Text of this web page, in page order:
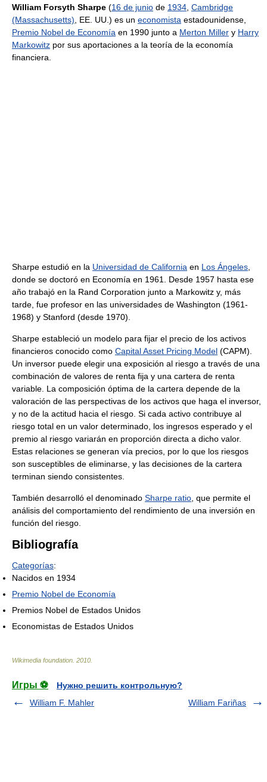
William Forsyth Sharpe (16 de junio de 1934 Cambridge
(Massachusetts) , EE. UU.) es un economista estadounidense,
Premio Nobel de Economía en 1990 junto a Merton Miller y Harry
Markowitz por sus aportaciones a la teoría de la economía
financiera.
Sharpe estudió en la Universidad de California en Los Ángeles
donde se doctoró en Economía en 1961. Desde 1957 hasta ese
año trabajó en la Rand Corporation junto a Markowitz y, más
tarde, fue profesor en las universidades de Washington (1961-
1968) y Stanford (desde 1970).
Sharpe estableció un modelo para fijar el precio de los activos
financieros conocido como Capital Asset Pricing Model (CAPM).
Un inversor puede elegir una exposición al riesgo a través de una
combinación de valores de renta fija y una cartera de renta
variable. La composición óptima de la cartera depende de la
valoración de las perspectivas de los activos que haga el inversor,
y no de la actitud hacia el riesgo. Si cada activo contribuye al
riesgo total en un valor determinado, los ingresos esperado y el
premio al riesgo variarán en proporción directa a dicho valor.
Estas relaciones se generan vía precios, por lo que los riesgos
son susceptibles de eliminarse, y las decisiones de la cartera
terminan siendo consistentes.
También desarrolló el denominado Sharpe ratio , que permite el
análisis del comportamiento del rendimiento de una inversión en
función del riesgo.
Bibliografía
Categorías:
Nacidos en 1934
Premio Nobel de Economía
Premios Nobel de Estados Unidos
Economistas de Estados Unidos
Wikimedia foundation 2010
Игры ⚽
Нужно решить контрольную?
William F. Mahler
William Fariñas